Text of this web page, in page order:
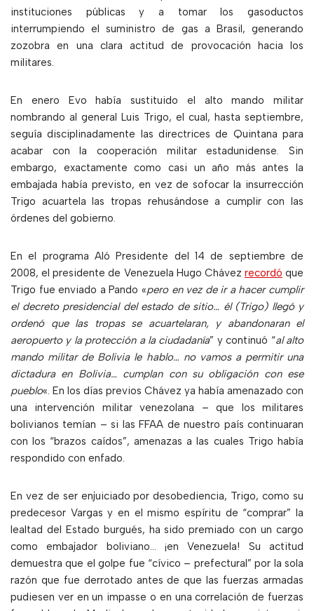
instituciones públicas y a tomar los gasoductos
interrumpiendo el suministro de gas a Brasil, generando
zozobra en una clara actitud de provocación hacia los
militares.
En enero Evo había sustituido el alto mando militar
nombrando al general Luis Trigo, el cual, hasta septiembre,
seguía disciplinadamente las directrices de Quintana para
acabar con la cooperación militar estadunidense. Sin
embargo, exactamente como casi un año más antes la
embajada había previsto, en vez de sofocar la insurrección
Trigo acuartela las tropas rehusándose a cumplir con las
órdenes del gobierno.
En el programa Aló Presidente del 14 de septiembre de
2008, el presidente de Venezuela Hugo Chávez recordó que
Trigo fue enviado a Pando «pero en vez de ir a hacer cumplir
el decreto presidencial del estado de sitio… él (Trigo) llegó y
ordenó que las tropas se acuartelaran, y abandonaran el
aeropuerto y la protección a la ciudadanía” y continuó “al alto
mando militar de Bolivia le hablo… no vamos a permitir una
dictadura en Bolivia… cumplan con su obligación con ese
pueblo«. En los días previos Chávez ya había amenazado con
una intervención militar venezolana – que los militares
bolivianos temían – si las FFAA de nuestro país continuaran
con los “brazos caídos”, amenazas a las cuales Trigo había
respondido con enfado.
En vez de ser enjuiciado por desobediencia, Trigo, como su
predecesor Vargas y en el mismo espíritu de “comprar” la
lealtad del Estado burgués, ha sido premiado con un cargo
como embajador boliviano… ¡en Venezuela! Su actitud
demuestra que el golpe fue “cívico – prefectural” por la sola
razón que fue derrotado antes de que las fuerzas armadas
pudiesen ver en un impasse o en una correlación de fuerzas